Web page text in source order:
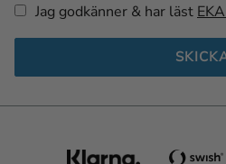
Jag godkänner & har läst